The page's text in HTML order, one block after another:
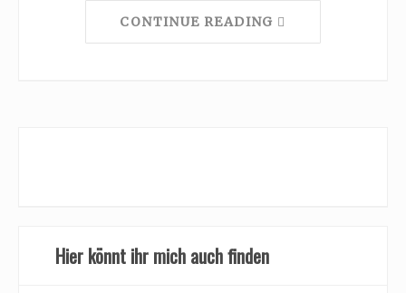
CONTINUE READING
Hier könnt ihr mich auch finden